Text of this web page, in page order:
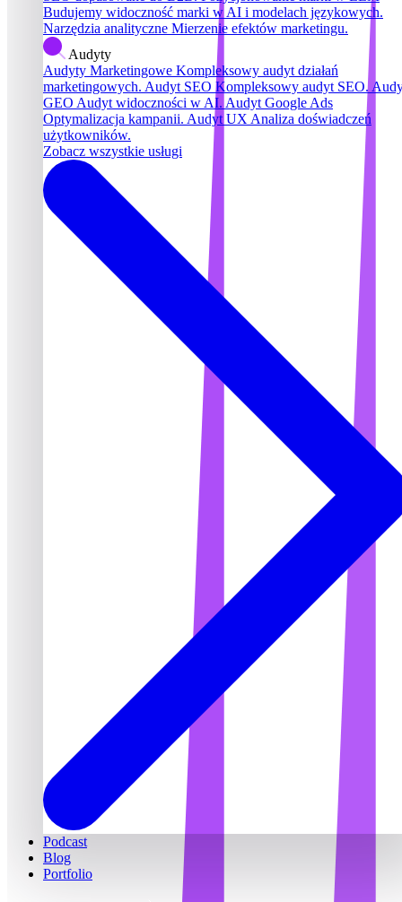
Budujemy widoczność marki w AI i modelach językowych.
Narzędzia analityczne Mierzenie efektów marketingu.
Audyty
Audyty Marketingowe Kompleksowy audyt działań
marketingowych. Audyt SEO Kompleksowy audyt SEO.
GEO Audyt widoczności w AI. Audyt Google Ads
Optymalizacja kampanii. Audyt UX Analiza doświadczeń
użytkowników.
Zobacz wszystkie usługi
Podcast
Blog
Portfolio